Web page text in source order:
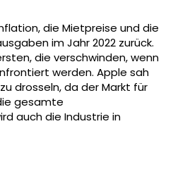
die Mietpreise und die
im Jahr 2022 zurück.
die verschwinden, wenn
werden. Apple sah
drosseln, da der Markt für
gesamte
auch die Industrie in